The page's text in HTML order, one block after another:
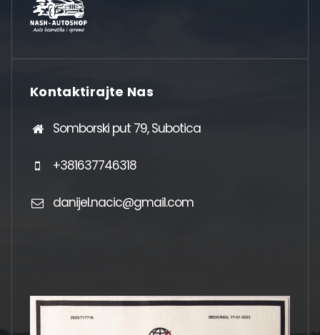
Kontaktirajte Nas
Somborski put 79, Subotica
+381637746318
danijel.nacic@gmail.com